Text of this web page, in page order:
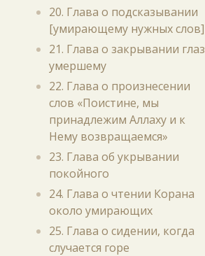
20. Глава о подсказывании
[умирающему нужных слов]
21. Глава о закрывании глаз
умершему
22. Глава о произнесении
слов «Поистине, мы
принадлежим Аллаху и к
Нему возвращаемся»
23. Глава об укрывании
покойного
24. Глава о чтении Корана
около умирающих
25. Глава о сидении, когда
случается горе